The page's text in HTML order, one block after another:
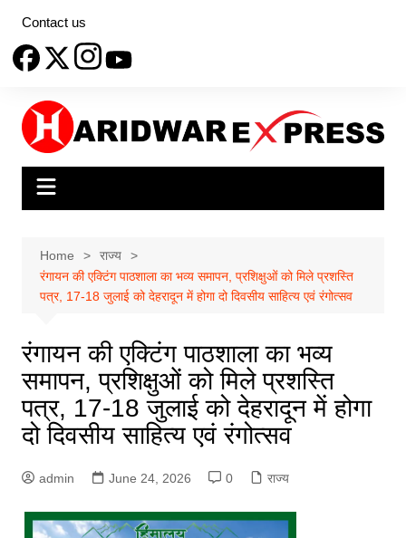
content
Contact us
Home
राज्य
रंगायन की एक्टिंग पाठशाला का भव्य समापन, प्रशिक्षुओं को मिले प्रशस्ति
पत्र, 17-18 जुलाई को देहरादून में होगा दो दिवसीय साहित्य एवं रंगोत्सव
रंगायन की एक्टिंग पाठशाला का भव्य
समापन, प्रशिक्षुओं को मिले प्रशस्ति
पत्र, 17-18 जुलाई को देहरादून में होगा
दो दिवसीय साहित्य एवं रंगोत्सव
admin June 24, 2026 0 राज्य